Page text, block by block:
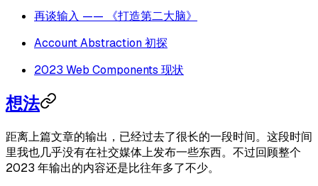
再谈输入 —— 《打造第二大脑》
Account Abstraction 初探
2023 Web Components 现状
想法
距离上篇文章的输出，已经过去了很长的一段时间。这段时间
里我也几乎没有在社交媒体上发布一些东西。不过回顾整个
2023 年输出的内容还是比往年多了不少。